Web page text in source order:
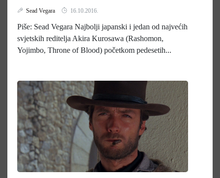
Sead Vegara 16.10.2016.
Piše: Sead Vegara Najbolji japanski i jedan od najvećih
svjetskih reditelja Akira Kurosawa (Rashomon,
Yojimbo, Throne of Blood) početkom pedesetih...